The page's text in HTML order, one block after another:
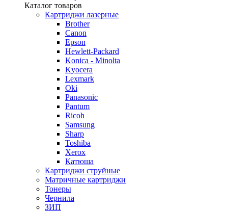
Каталог товаров
Картриджи лазерные
Brother
Canon
Epson
Hewlett-Packard
Konica - Minolta
Kyocera
Lexmark
Oki
Panasonic
Pantum
Ricoh
Samsung
Sharp
Toshiba
Xerox
Катюша
Картриджи струйные
Матричные картриджи
Тонеры
Чернила
ЗИП